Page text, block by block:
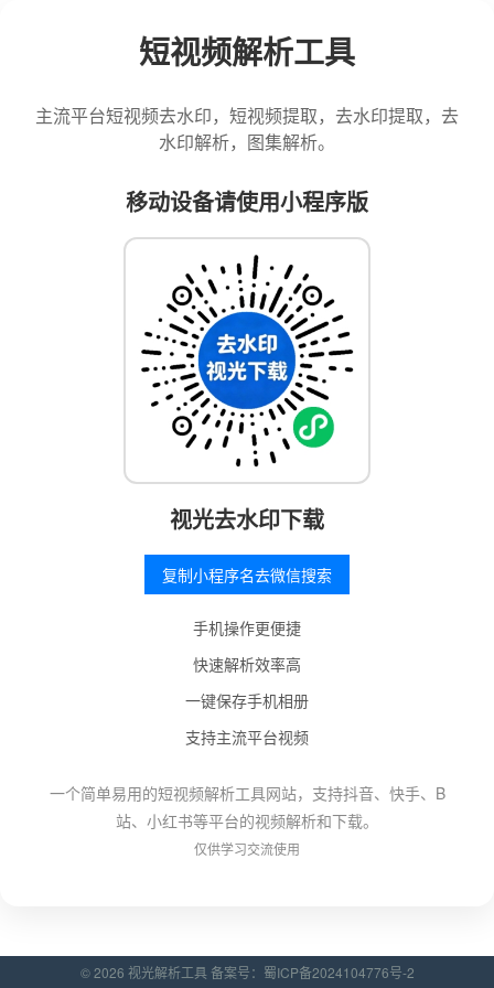
短视频解析工具
主流平台短视频去水印，短视频提取，去水印提取，去
水印解析，图集解析。
移动设备请使用小程序版
视光去水印下载
复制小程序名去微信搜索
手机操作更便捷
快速解析效率高
一键保存手机相册
支持主流平台视频
一个简单易用的短视频解析工具网站，支持抖音、快手、B
站、小红书等平台的视频解析和下载。
仅供学习交流使用
© 2026 视光解析工具 备案号： 蜀ICP备2024104776号-2